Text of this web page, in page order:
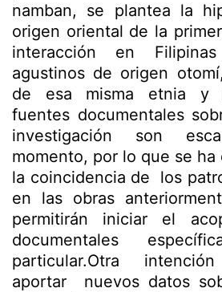
namban, se plantea la
origen oriental de la
interacción en
agustinos de origen
de esa misma etnia y
fuentes documentales
investigación son
momento, por lo que se ha
la coincidencia de los
en las obras
permitirán iniciar el
documentales
particular.Otra
aportar nuevos datos